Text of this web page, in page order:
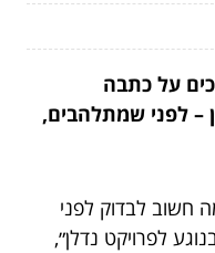
על כתבה
– לפני שמתלהבים,
חשוב לבדוק לפני
לפרויקט נדלן״,